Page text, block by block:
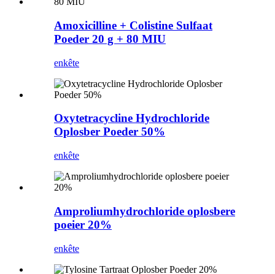
Amoxicilline + Colistine Sulfaat
Poeder 20 g + 80 MIU
enkête
Oxytetracycline Hydrochloride
Oplosber Poeder 50%
enkête
Amproliumhydrochloride oplosbere
poeier 20%
enkête